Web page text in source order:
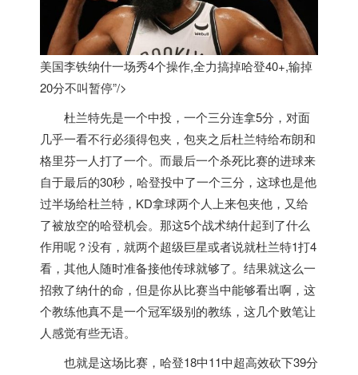
美国李铁纳什一场秀4个操作,全力搞掉哈登40+,输掉
20分不叫暂停”/>
杜兰特先是一个中投，一个三分连拿5分，对面
几乎一看不行必须得包夹，包夹之后杜兰特给布朗和
格里芬一人打了一个。而最后一个杀死比赛的进球来
自于最后的30秒，哈登投中了一个三分，这球也是他
过半场给杜兰特，KD拿球两个人上来包夹他，又给
了被放空的哈登机会。那这5个战术纳什起到了什么
作用呢？没有，就两个超级巨星或者说就杜兰特1打4
看，其他人随时准备接他传球就够了。结果就这么一
招救了纳什的命，但是你从比赛当中能够看出啊，这
个教练他真不是一个冠军级别的教练，这几个败笔让
人感觉有些无语。
也就是这场比赛，哈登18中11中超高效砍下39分